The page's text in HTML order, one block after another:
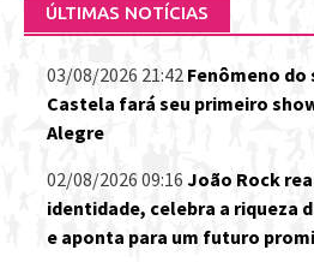
ÚLTIMAS NOTÍCIAS
03/08/2026 21:42 Fenômeno do
Castela fará seu primeiro
Alegre
02/08/2026 09:16 João Rock
identidade, celebra a riqueza
e aponta para um futuro